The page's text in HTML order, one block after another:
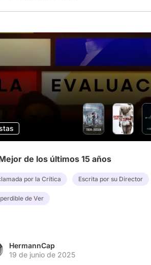
de los últimos 15 años
por la Crítica Escrita por su Director
de Ver
HermannCap
19 de junio de 2025